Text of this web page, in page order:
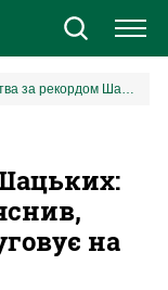
Гонитва за рекордом Шацьких: ексхавбек Динамо пояснив, чому Ярмоленко заслуговує на історичне лідерство
на